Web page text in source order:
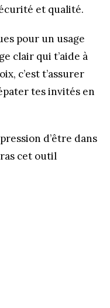
et qualité.
pour un usage
clair qui t’aide à
c’est t’assurer
tes invités en
d’être dans
cet outil